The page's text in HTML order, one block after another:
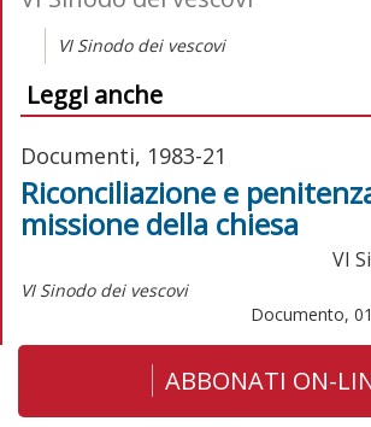
VI Sinodo dei vescovi
Leggi anche
Documenti, 1983-21
Riconciliazione e
missione della chiesa
VI
VI Sinodo dei vescovi
Documento,
ABBONATI ON-